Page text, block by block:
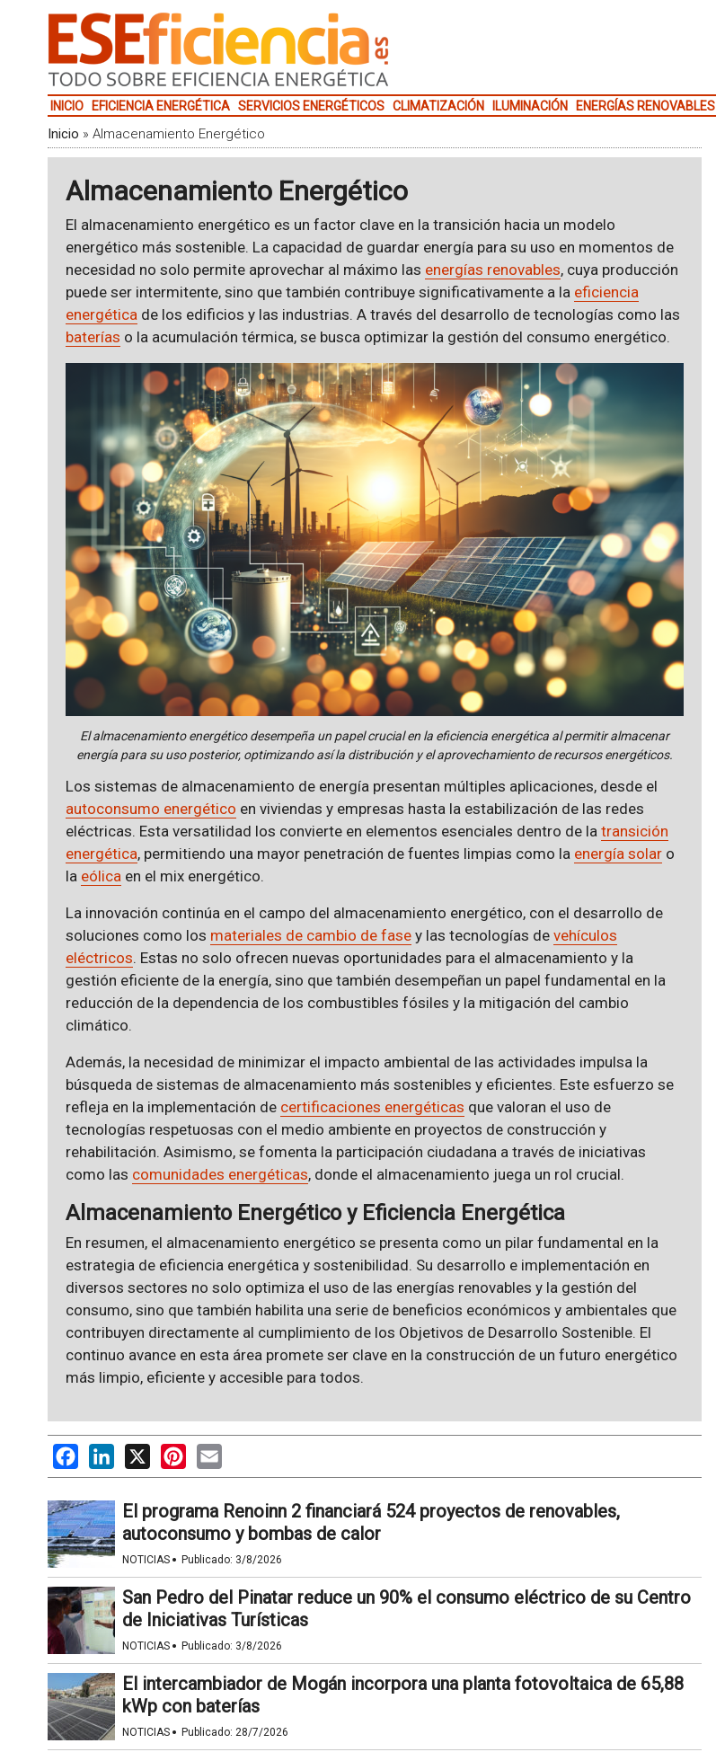
INICIO EFICIENCIA ENERGÉTICA SERVICIOS ENERGÉTICOS CLIMATIZACIÓN ILUMINACIÓN ENERGÍAS RENOVABLES
Inicio » Almacenamiento Energético
Almacenamiento Energético
El almacenamiento energético es un factor clave en la transición hacia un modelo
energético más sostenible. La capacidad de guardar energía para su uso en momentos de
necesidad no solo permite aprovechar al máximo las energías renovables, cuya producción
puede ser intermitente, sino que también contribuye significativamente a la eficiencia
energéticade los edificios y las industrias. A través del desarrollo de tecnologías como las
baterías o la acumulación térmica, se busca optimizar la gestión del consumo energético.
El almacenamiento energético desempeña un papel crucial en la eficiencia energética al permitir almacenar
energía para su uso posterior, optimizando así la distribución y el aprovechamiento de recursos energéticos.
Los sistemas de almacenamiento de energía presentan múltiples aplicaciones, desde el
autoconsumo energético en viviendas y empresas hasta la estabilización de las redes
eléctricas. Esta versatilidad los convierte en elementos esenciales dentro de la transición
energética, permitiendo una mayor penetración de fuentes limpias como la energía solaro
la eólicaen el mix energético.
La innovación continúa en el campo del almacenamiento energético, con el desarrollo de
soluciones como los materiales de cambio de fasey las tecnologías de vehículos
eléctricos. Estas no solo ofrecen nuevas oportunidades para el almacenamiento y la
gestión eficiente de la energía, sino que también desempeñan un papel fundamental en la
reducción de la dependencia de los combustibles fósiles y la mitigación del cambio
climático.
Además, la necesidad de minimizar el impacto ambiental de las actividades impulsa la
búsqueda de sistemas de almacenamiento más sostenibles y eficientes. Este esfuerzo se
refleja en la implementación de certificaciones energéticas que valoran el uso de
tecnologías respetuosas con el medio ambiente en proyectos de construcción y
rehabilitación. Asimismo, se fomenta la participación ciudadana a través de iniciativas
como las comunidades energéticas, donde el almacenamiento juega un rol crucial.
Almacenamiento Energético y Eficiencia Energética
En resumen, el almacenamiento energético se presenta como un pilar fundamental en la
estrategia de eficiencia energética y sostenibilidad. Su desarrollo e implementación en
diversos sectores no solo optimiza el uso de las energías renovables y la gestión del
consumo, sino que también habilita una serie de beneficios económicos y ambientales que
contribuyen directamente al cumplimiento de los Objetivos de Desarrollo Sostenible. El
continuo avance en esta área promete ser clave en la construcción de un futuro energético
más limpio, eficiente y accesible para todos.
FacebookLinkedIn
X PinterestEmail
El programa Renoinn 2 financiará 524 proyectos de renovables,
autoconsumo y bombas de calor
NOTICIAS · Publicado: 3/8/2026
San Pedro del Pinatar reduce un 90% el consumo eléctrico de su Centro
de Iniciativas Turísticas
NOTICIAS · Publicado: 3/8/2026
El intercambiador de Mogán incorpora una planta fotovoltaica de 65,88
kWp con baterías
NOTICIAS · Publicado: 28/7/2026